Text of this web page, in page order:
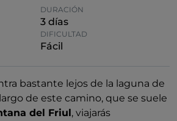
DURACIÓN
3 días
DIFICULTAD
Fácil
bastante lejos de la laguna de
de este camino, que se suele
del Friul, viajarás